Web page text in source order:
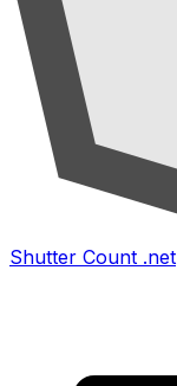
Shutter Count .net